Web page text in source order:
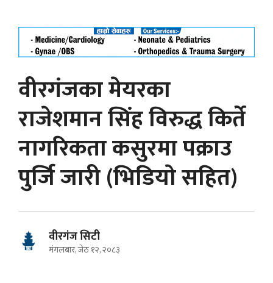
वीरगंजका मेयरका
राजेशमान सिंह विरुद्ध किर्ते
नागरिकता कसुरमा पक्राउ
पुर्जि जारी (भिडियाे सहित)
वीरगंज सिटी
मंगलबार, जेठ १२, २०८३